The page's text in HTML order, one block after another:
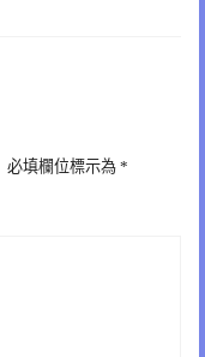
必填欄位標示為 *